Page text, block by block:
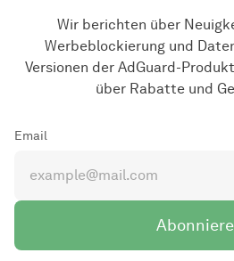
Wir berichten über
Werbeblockierung und
Versionen der AdGuard-
über Rabatte und
Email